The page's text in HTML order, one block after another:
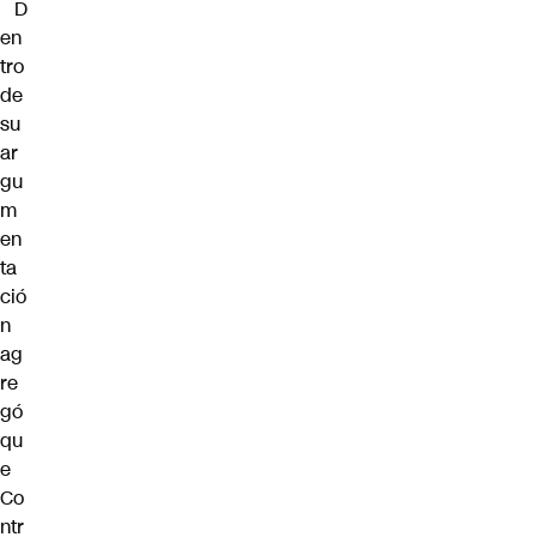
D
en
tro
de
su
ar
gu
m
en
ta
ció
n
ag
re
gó
qu
e
Co
ntr